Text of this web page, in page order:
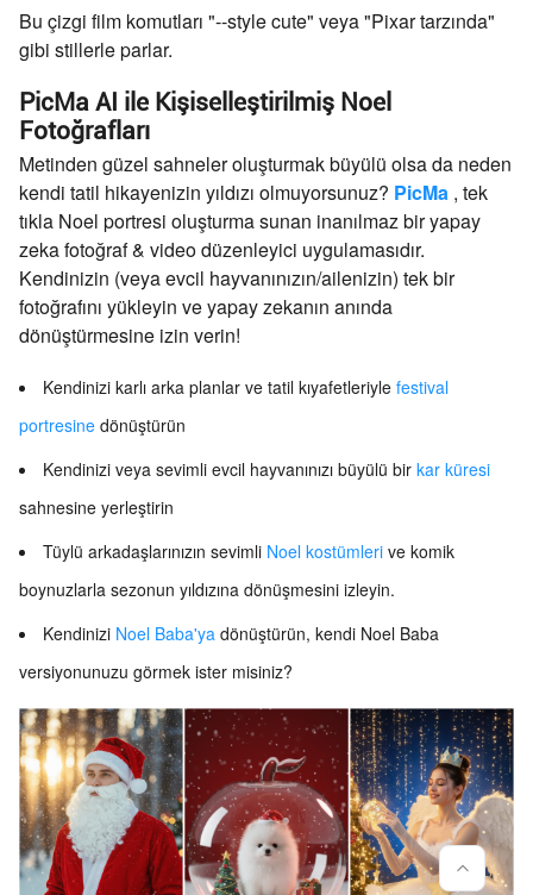
Bu çizgi film komutları "--style cute" veya "Pixar tarzında"
gibi stillerle parlar.
PicMa AI ile Kişiselleştirilmiş Noel
Fotoğrafları
Metinden güzel sahneler oluşturmak büyülü olsa da neden
kendi tatil hikayenizin yıldızı olmuyorsunuz? PicMa , tek
tıkla Noel portresi oluşturma sunan inanılmaz bir yapay
zeka fotoğraf & video düzenleyici uygulamasıdır.
Kendinizin (veya evcil hayvanınızın/ailenizin) tek bir
fotoğrafını yükleyin ve yapay zekanın anında
dönüştürmesine izin verin!
Kendinizi karlı arka planlar ve tatil kıyafetleriyle festival
portresine dönüştürün
Kendinizi veya sevimli evcil hayvanınızı büyülü bir kar küresi
sahnesine yerleştirin
Tüylü arkadaşlarınızın sevimli Noel kostümleri ve komik
boynuzlarla sezonun yıldızına dönüşmesini izleyin.
Kendinizi Noel Baba'ya dönüştürün, kendi Noel Baba
versiyonunuzu görmek ister misiniz?